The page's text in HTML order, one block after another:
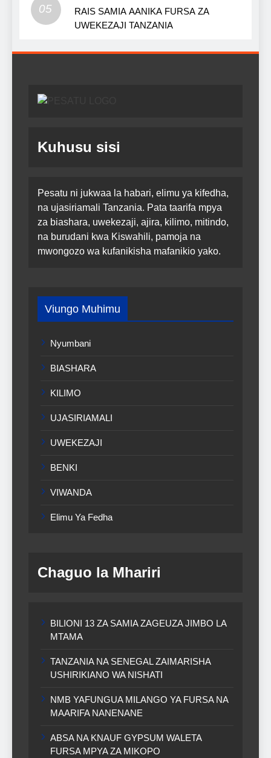
05
RAIS SAMIA AANIKA FURSA ZA
UWEKEZAJI TANZANIA
Kuhusu sisi
Pesatu ni jukwaa la habari, elimu ya kifedha,
na ujasiriamali Tanzania. Pata taarifa mpya
za biashara, uwekezaji, ajira, kilimo, mitindo,
na burudani kwa Kiswahili, pamoja na
mwongozo wa kufanikisha mafanikio yako.
Viungo Muhimu
Nyumbani
BIASHARA
KILIMO
UJASIRIAMALI
UWEKEZAJI
BENKI
VIWANDA
Elimu Ya Fedha
Chaguo la Mhariri
BILIONI 13 ZA SAMIA ZAGEUZA JIMBO LA
MTAMA
TANZANIA NA SENEGAL ZAIMARISHA
USHIRIKIANO WA NISHATI
NMB YAFUNGUA MILANGO YA FURSA NA
MAARIFA NANENANE
ABSA NA KNAUF GYPSUM WALETA
FURSA MPYA ZA MIKOPO